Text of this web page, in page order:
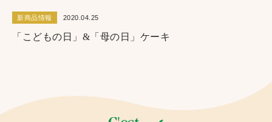
新商品情報 2020.04.25
「こどもの日」&「母の日」ケーキ